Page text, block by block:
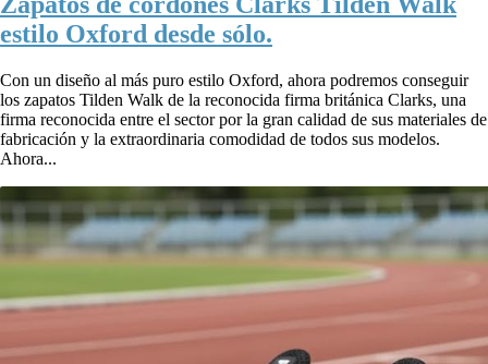
estilo Oxford desde sólo.
Con un diseño al más puro estilo Oxford, ahora podremos conseguir
los zapatos Tilden Walk de la reconocida firma británica Clarks, una
firma reconocida entre el sector por la gran calidad de sus materiales de
fabricación y la extraordinaria comodidad de todos sus modelos.
Ahora...